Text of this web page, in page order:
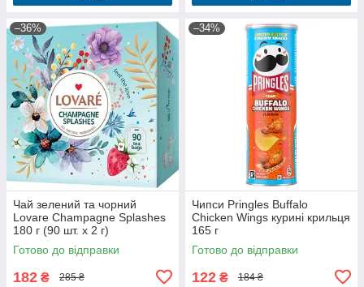
–36%
Чай зелений та чорний
Lovare Champagne Splashes
180 г (90 шт. х 2 г)
Готово до відправки
182 ₴ 285 ₴
–34%
Чипси Pringles Buffalo
Chicken Wings курині крильця
165 г
Готово до відправки
122 ₴ 184 ₴